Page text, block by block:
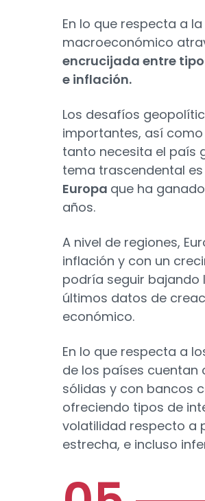
En lo que respecta a
macroeconómico
encrucijada entre
e inflación.
Los desafíos
importantes, así
tanto necesita el país
tema trascendental es
Europa que ha
años.
A nivel de regiones,
inflación y con un
podría seguir bajando
últimos datos de
económico.
En lo que respecta a
de los países cuentan
sólidas y con bancos
ofreciendo tipos de
volatilidad respecto a
estrecha, e incluso